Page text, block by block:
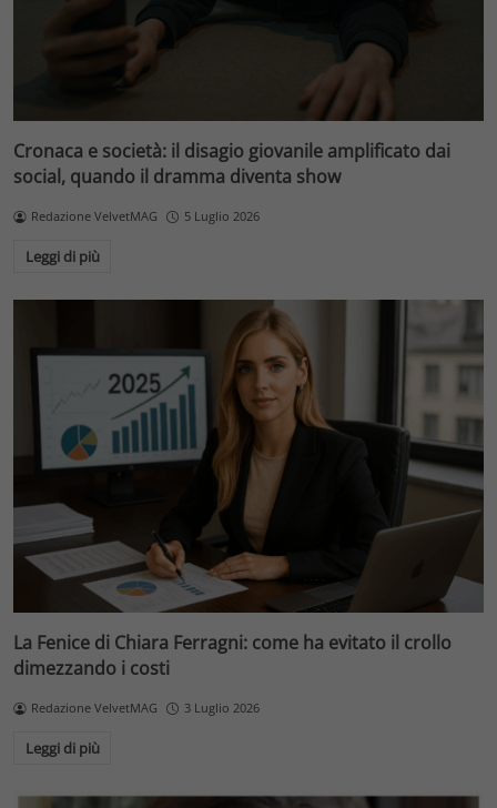
Cronaca e società: il disagio giovanile amplificato dai
social, quando il dramma diventa show
Redazione VelvetMAG 5 Luglio 2026
Leggi di più
La Fenice di Chiara Ferragni: come ha evitato il crollo
dimezzando i costi
Redazione VelvetMAG 3 Luglio 2026
Leggi di più